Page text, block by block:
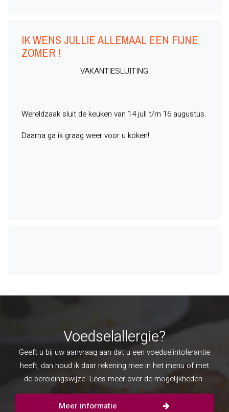
IK WENS JULLIE ALLEMAAL EEN FIJNE
ZOMER !
VAKANTIESLUITING
Wereldzaak sluit de keuken van 14 juli t/m 16 augustus.
Daarna ga ik graag weer voor u koken!
Voedselallergie?
Geeft u bij uw aanvraag aan dat u een voedselintolerantie
heeft, dan houd ik daar rekening mee in het menu of met
de bereidingswijze. Lees meer over de mogelijkheden.
Meer informatie